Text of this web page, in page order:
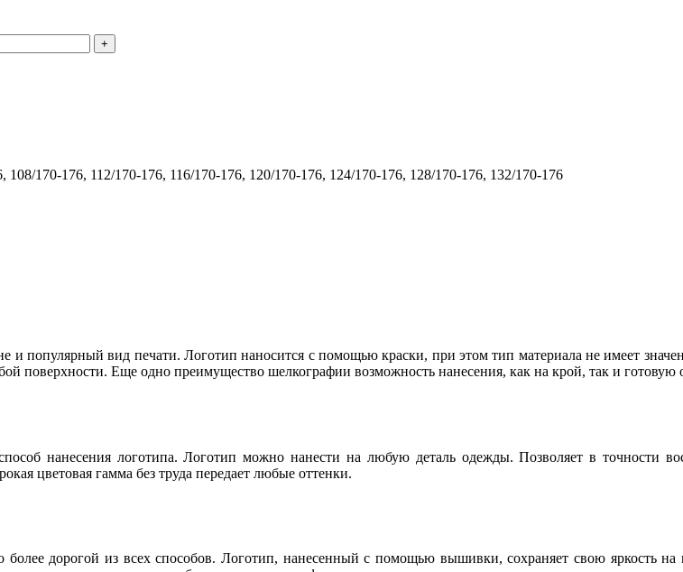
170-176, 112/170-176, 116/170-176, 120/170-176, 124/170-176, 128/170-176, 132/170-176
популярный вид печати. Логотип наносится с помощью краски, при этом тип материала не имеет
поверхности. Еще одно преимущество шелкографии возможность нанесения, как на крой, так и готовую
нанесения логотипа. Логотип можно нанести на любую деталь одежды. Позволяет в точности
цветовая гамма без труда передает любые оттенки.
дорогой из всех способов. Логотип, нанесенный с помощью вышивки, сохраняет свою яркость на